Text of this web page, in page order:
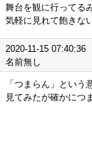
舞台を観に行ってる
気軽に見れて飽きな
2020-11-15 07:40:36
名前無し
「つまらん」という
見てみたが確かにつ